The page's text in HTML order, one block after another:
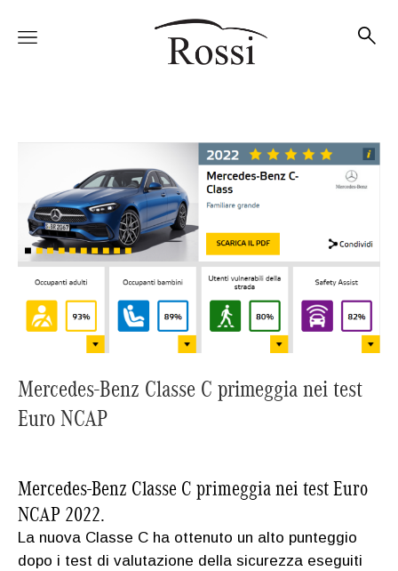
Veicoli
Officina
Accessori e Collection
Mercedes-Benz Classe C primeggia nei test
Euro NCAP
Mercedes-Benz Classe C primeggia nei test Euro
NCAP 2022.
La nuova Classe C ha ottenuto un alto punteggio
dopo i test di valutazione della sicurezza eseguiti